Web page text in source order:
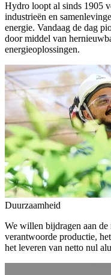
Hydro loopt al sinds 1905
industrieën en
energie. Vandaag de dag
door middel van
energieoplossingen.
Duurzaamheid
We willen bijdragen aan de
verantwoorde productie,
het leveren van netto nul